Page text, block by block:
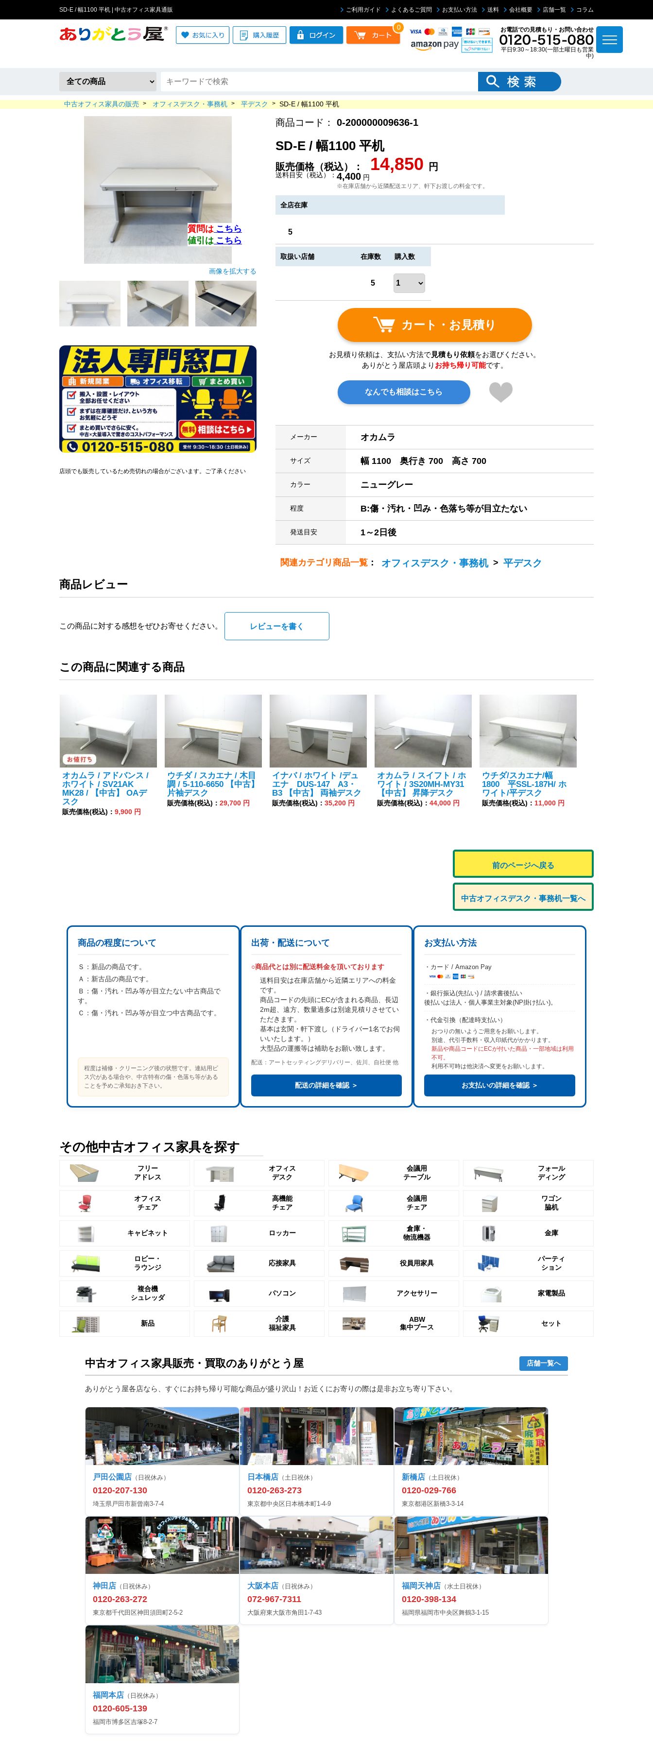
SD-E / 幅1100 平机 | 中古オフィス家具通販 ご利用ガイド よくあるご質問 お支払い方法 送料 会社概要 店舗一覧 コラム
0 お電話での見積もり・お問い合わせ
平日9:30～18:30(一部土曜日も営業
中)
中古オフィス家具の販売 > オフィスデスク・事務机 > 平デスク > SD-E / 幅1100 平机
質問は こちら
値引は こちら
画像を拡大する
商品コード： 0-200000009636-1
SD-E / 幅1100 平机
販売価格（税込）： 14,850 円
送料目安（税込）： 4,400 円
※在庫店舗から近隣配送エリア、軒下お渡しの料金です。
全店在庫
5
取扱い店舗 在庫数 購入数
5
カート・お見積り
お見積り依頼は、支払い方法で見積もり依頼をお選びください。
ありがとう屋店頭より お持ち帰り可能です。
なんでも相談はこちら
メーカー オカムラ
サイズ 幅 1100 奥行き 700 高さ 700
カラー ニューグレー
程度 B:傷・汚れ・凹み・色落ち等が目立たない
発送目安 1～2日後
関連カテゴリ商品一覧 ： オフィスデスク・事務机 > 平デスク
店頭でも販売しているため売切れの場合がございます。ご了承ください
商品レビュー
この商品に対する感想をぜひお寄せください。 レビューを書く
この商品に関連する商品
オカムラ / アドバンス /
ホワイト / SV21AK
MK28 / 【中古】 OAデ
スク
販売価格(税込)： 9,900 円
ウチダ / スカエナ / 木目
調 / 5-110-6650 【中古】
片袖デスク
販売価格(税込)： 29,700 円
イナバ / ホワイト /デュ
エナ DUS-147 A3・
B3 【中古】 両袖デスク
販売価格(税込)： 35,200 円
オカムラ / スイフト / ホ
ワイト / 3S20MH-MY31
【中古】 昇降デスク
販売価格(税込)： 44,000 円
ウチダ/スカエナ/幅
1800 平SSL-187H/ ホ
ワイト/平デスク
販売価格(税込)： 11,000 円
前のページへ戻る
中古オフィスデスク・事務机一覧へ
商品の程度について
Ｓ： 新品の商品です。
Ａ： 新古品の商品です。
Ｂ： 傷・汚れ・凹み等が目立たない中古商品で
す。
Ｃ： 傷・汚れ・凹み等が目立つ中古商品です。
程度は補修・クリーニング後の状態です。連結用ビ
ス穴がある場合や、中古特有の傷・色落ち等がある
ことを予めご承知おき下さい。
出荷・配送について
○商品代とは別に配送料金を頂いております
送料目安は在庫店舗から近隣エリアへの料金
です。
商品コードの先頭にECが含まれる商品、長辺
2m超、遠方、数量過多は別途見積り させてい
ただきます。
基本は玄関・軒下渡し
（ドライバー1名でお伺
いいたします。）
大型品の運搬等は補助をお願い致します。
配送：アートセッティングデリバリー、佐川、自社便 他
配送の詳細を確認 ＞
お支払い方法
・カード / Amazon Pay
・銀行振込(先払い) / 請求書後払い
後払いは法人・個人事業主対象(NP掛け払い)。
・代金引換（配達時支払い）
おつりの無いようご用意をお願いします。
別途、代引手数料・収入印紙代がかかります。
新品や商品コードにECが付いた商品・一部地域は利用
不可。
利用不可時は他決済へ変更をお願いします。
お支払いの詳細を確認 ＞
その他中古オフィス家具を探す
フリー
アドレス
オフィス
デスク
会議用
テーブル
フォール
ディング
オフィス
チェア
高機能
チェア
会議用
チェア
ワゴン
脇机
キャビネット ロッカー
倉庫・
物流機器
金庫
ロビー・
ラウンジ
応接家具 役員用家具
パーティ
ション
複合機
シュレッダ
パソコン アクセサリー 家電製品
新品
介護
福祉家具
ABW
集中ブース
セット
中古オフィス家具販売・買取のありがとう屋 店舗一覧へ
ありがとう屋各店なら、すぐにお持ち帰り可能な商品が盛り沢山！お近くにお寄りの際は是非お立ち寄り下さい。
戸田公園店 （日祝休み）
0120-207-130
埼玉県戸田市新曾南3-7-4
日本橋店 （土日祝休）
0120-263-273
東京都中央区日本橋本町1-4-9
新橋店 （土日祝休）
0120-029-766
東京都港区新橋3-3-14
神田店 （日祝休み）
0120-263-272
東京都千代田区神田須田町2-5-2
大阪本店 （日祝休み）
072-967-7311
大阪府東大阪市角田1-7-43
福岡天神店 （水土日祝休）
0120-398-134
福岡県福岡市中央区舞鶴3-1-15
福岡本店 （日祝休み）
0120-605-139
福岡市博多区吉塚8-2-7